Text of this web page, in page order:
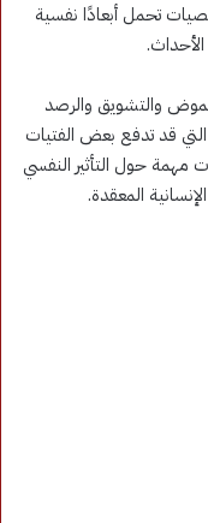
تحمل أبعادًا نفسية
والتشويق والرصد
قد تدفع بعض الفتيات
مهمة حول التأثير النفسي
المعقدة.